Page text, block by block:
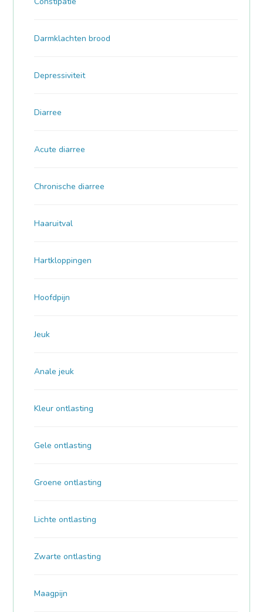
Darmklachten brood
Depressiviteit
Diarree
Acute diarree
Chronische diarree
Haaruitval
Hartkloppingen
Hoofdpijn
Jeuk
Anale jeuk
Kleur ontlasting
Gele ontlasting
Groene ontlasting
Lichte ontlasting
Zwarte ontlasting
Maagpijn